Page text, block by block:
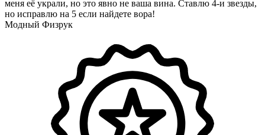
меня её украли, но это явно не ваша вина. Ставлю 4-и звезды,
но исправлю на 5 если найдете вора!
Модный Физрук